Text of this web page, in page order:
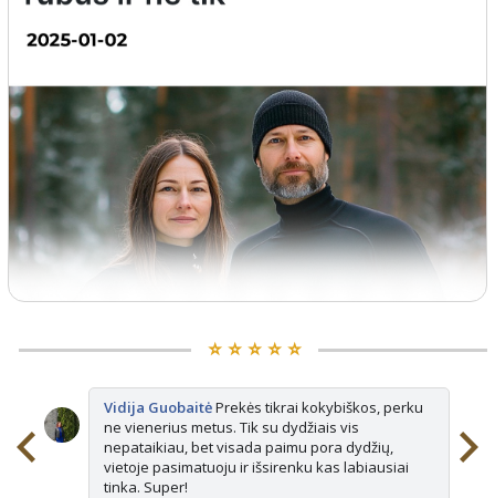
⭐️ ⭐️ ⭐️ ⭐️ ⭐️
Vidija GuobaitėPrekės tikrai kokybiškos, perku
ne vienerius metus. Tik su dydžiais vis
nepataikiau, bet visada paimu pora dydžių,
vietoje pasimatuoju ir išsirenku kas labiausiai
tinka. Super!